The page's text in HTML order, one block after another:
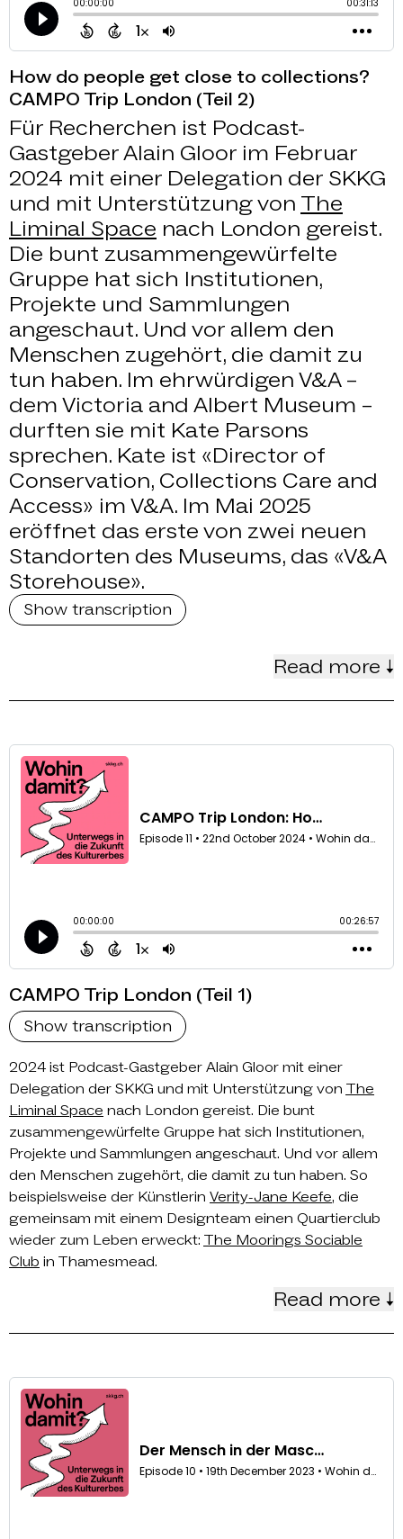
How do people get close to collections?
CAMPO Trip London (Teil 2)
Für Recherchen ist Podcast-
Gastgeber Alain Gloor im Februar
2024 mit einer Delegation der SKKG
und mit Unterstützung von The
Liminal Space nach London gereist.
Die bunt zusammengewürfelte
Gruppe hat sich Institutionen,
Projekte und Sammlungen
angeschaut. Und vor allem den
Menschen zugehört, die damit zu
tun haben. Im ehrwürdigen V&A –
dem Victoria and Albert Museum –
durften sie mit Kate Parsons
sprechen. Kate ist «Director of
Conservation, Collections Care and
Access» im V&A. Im Mai 2025
eröffnet das erste von zwei neuen
Standorten des Museums, das «V&A
Storehouse».
Show transcription
Read more ↓
CAMPO Trip London (Teil 1)
Show transcription
2024 ist Podcast-Gastgeber Alain Gloor mit einer
Delegation der SKKG und mit Unterstützung von The
Liminal Space nach London gereist. Die bunt
zusammengewürfelte Gruppe hat sich Institutionen,
Projekte und Sammlungen angeschaut. Und vor allem
den Menschen zugehört, die damit zu tun haben. So
beispielsweise der Künstlerin Verity-Jane Keefe, die
gemeinsam mit einem Designteam einen Quartierclub
wieder zum Leben erweckt: The Moorings Sociable
Club in Thamesmead.
Read more ↓